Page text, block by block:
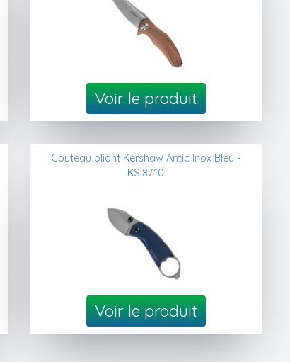
Voir le produit
Couteau pliant Kershaw Antic Inox Bleu -
KS.8710
Voir le produit